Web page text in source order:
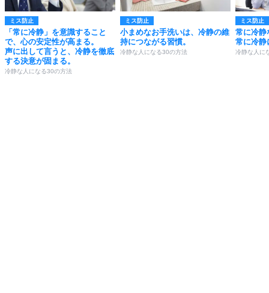
ミス防止
「常に冷静」を意識すること
で、心の安定性が高まる。
声に出して言うと、冷静を徹底
する決意が固まる。
冷静な人になる30の方法
ミス防止
小まめなお手洗いは、冷静の維
持につながる習慣。
冷静な人になる30の方法
ミス防止
常に冷静
常に冷静
冷静な人に